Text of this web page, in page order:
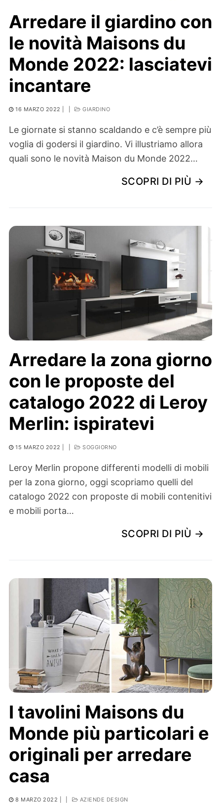
Arredare il giardino con
le novità Maisons du
Monde 2022: lasciatevi
incantare
16 MARZO 2022 GIARDINO
Le giornate si stanno scaldando e c’è sempre più
voglia di godersi il giardino. Vi illustriamo allora
quali sono le novità Maison du Monde 2022…
SCOPRI DI PIÙ →
Arredare la zona giorno
con le proposte del
catalogo 2022 di Leroy
Merlin: ispiratevi
15 MARZO 2022 SOGGIORNO
Leroy Merlin propone differenti modelli di mobili
per la zona giorno, oggi scopriamo quelli del
catalogo 2022 con proposte di mobili contenitivi
e mobili porta…
SCOPRI DI PIÙ →
I tavolini Maisons du
Monde più particolari e
originali per arredare
casa
8 MARZO 2022 AZIENDE DESIGN